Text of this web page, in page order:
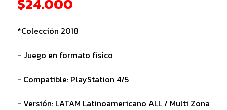
*Colección 2018
- Juego en formato físico
- Compatible: PlayStation 4/5
- Versión: LATAM Latinoamericano ALL / Multi Zona